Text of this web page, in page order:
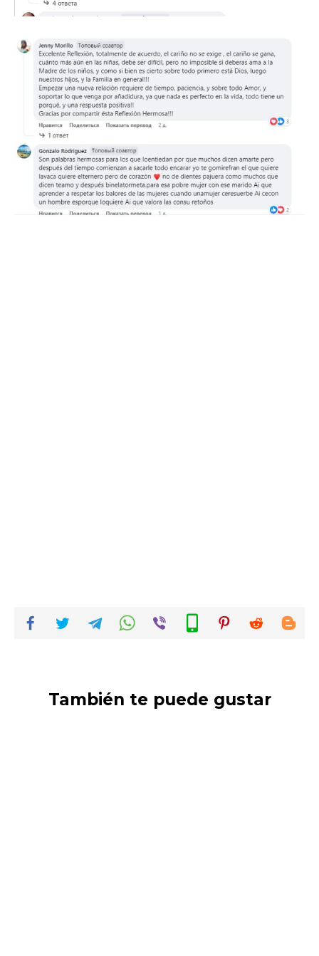
También te puede gustar